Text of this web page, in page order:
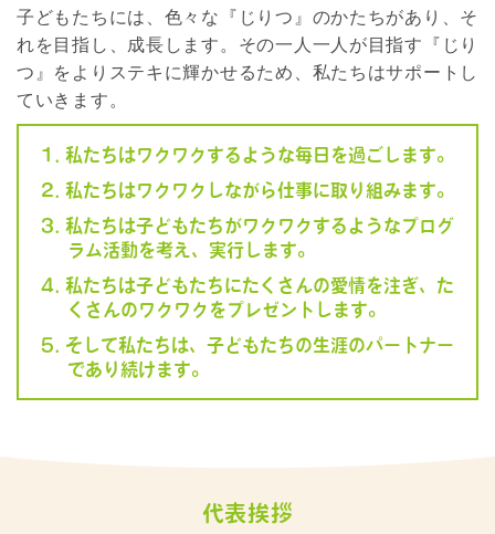
子どもたちには、色々な『じりつ』のかたちがあり、そ
れを目指し、成長します。その一人一人が目指す『じり
つ』をよりステキに輝かせるため、私たちはサポートし
ていきます。
私たちはワクワクするような毎日を過ごします。
私たちはワクワクしながら仕事に取り組みます。
私たちは子どもたちがワクワクするようなプログ
ラム活動を考え、実行します。
私たちは子どもたちにたくさんの愛情を注ぎ、た
くさんのワクワクをプレゼントします。
そして私たちは、子どもたちの生涯のパートナー
であり続けます。
代表挨拶